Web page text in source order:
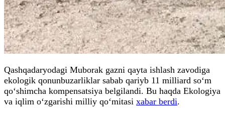
Qashqadaryodagi Muborak gazni qayta ishlash zavodiga
ekologik qonunbuzarliklar sabab qariyb 11 milliard so‘m
qo‘shimcha kompensatsiya belgilandi. Bu haqda Ekologiya
va iqlim o‘zgarishi milliy qo‘mitasi xabar berdi.